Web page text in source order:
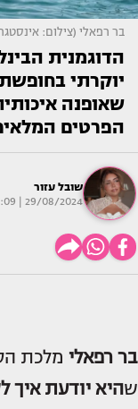
בר רפאלי (צילום:
הדוגמנית
יוקרתי
שאופנה
הפרטים
שובל עזור
29/08/2024 | 16:09
בר רפאלי מלכת
שהיא יודעת איך